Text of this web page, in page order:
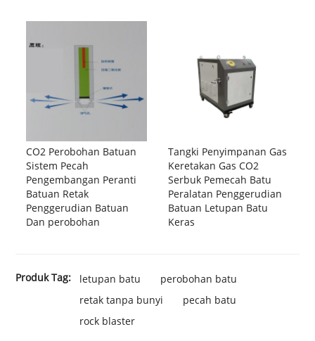
CO2 Perobohan Batuan
Sistem Pecah
Pengembangan Peranti
Batuan Retak
Penggerudian Batuan
Dan perobohan
Tangki Penyimpanan Gas
Keretakan Gas CO2
Serbuk Pemecah Batu
Peralatan Penggerudian
Batuan Letupan Batu
Keras
Produk Tag: letupan batu
perobohan batu
retak tanpa bunyi
pecah batu
rock blaster